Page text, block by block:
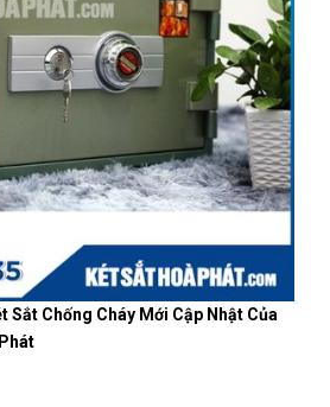
Sắt Chống Cháy Mới Cập Nhật Của